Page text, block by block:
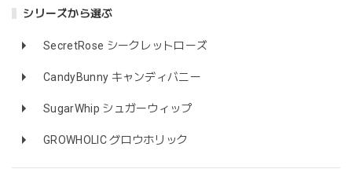
シリーズから選ぶ
SecretRose シークレットローズ
CandyBunny キャンディバニー
SugarWhip シュガーウィップ
GROWHOLIC グロウホリック